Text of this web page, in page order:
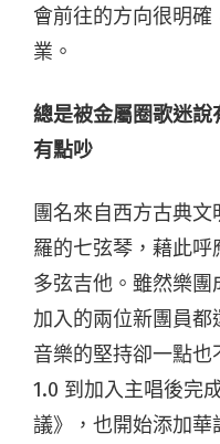
會前往的方向很明確
業。
總是被金屬圈歌迷
有點吵
團名來自西方古典
羅的七弦琴，藉此
多弦吉他。雖然樂團
加入的兩位新團員
音樂的堅持卻一點也
1.0 到加入主唱後完
議》，也開始添加